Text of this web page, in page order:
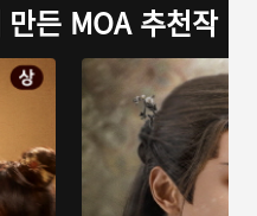
든 MOA 추천작